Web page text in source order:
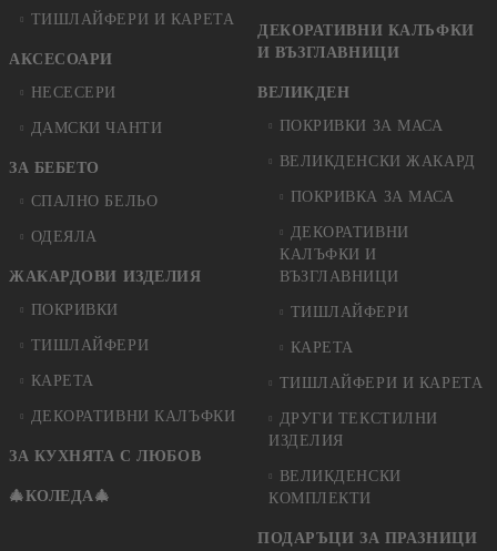
ТИШЛАЙФЕРИ И КАРЕТА
АКСЕСОАРИ
НЕСЕСЕРИ
ДАМСКИ ЧАНТИ
ЗА БЕБЕТО
СПАЛНО БЕЛЬО
ОДЕЯЛА
ЖАКАРДОВИ ИЗДЕЛИЯ
ПОКРИВКИ
ТИШЛАЙФЕРИ
КАРЕТА
ДЕКОРАТИВНИ КАЛЪФКИ
ЗА КУХНЯТА С ЛЮБОВ
🎄КОЛЕДА🎄
ДЕКОРАТИВНИ КАЛЪФКИ
И ВЪЗГЛАВНИЦИ
ВЕЛИКДЕН
ПОКРИВКИ ЗА МАСА
ВЕЛИКДЕНСКИ ЖАКАРД
ПОКРИВКА ЗА МАСА
ДЕКОРАТИВНИ
КАЛЪФКИ И
ВЪЗГЛАВНИЦИ
ТИШЛАЙФЕРИ
КАРЕТА
ТИШЛАЙФЕРИ И КАРЕТА
ДРУГИ ТЕКСТИЛНИ
ИЗДЕЛИЯ
ВЕЛИКДЕНСКИ
КОМПЛЕКТИ
ПОДАРЪЦИ ЗА ПРАЗНИЦИ